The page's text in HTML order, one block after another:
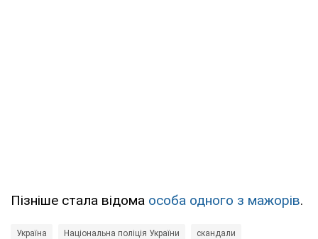
Пізніше стала відома особа одного з мажорів.
Україна Національна поліція України скандали